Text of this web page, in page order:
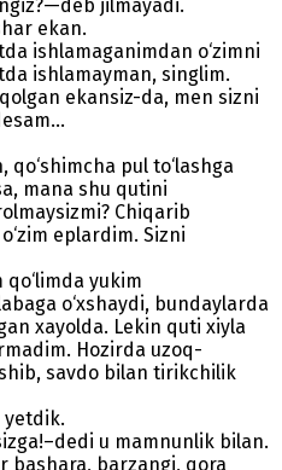
jilmayadi.
ekan.
ishlamaganimdan o‘zimni
ishlamayman, singlim.
ekansiz-da, men sizni
pul to‘lashga
mana shu qutini
Chiqarib
eplardim. Sizni
qo‘limda yukim
o‘xshaydi, bundaylarda
xayolda. Lekin quti xiyla
Hozirda uzoq-
savdo bilan tirikchilik
yetdik.
u mamnunlik bilan.
bashara, barzangi, qora